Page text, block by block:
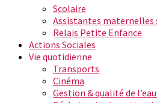
Scolaire
Assistantes maternelles
Relais Petite Enfance
Actions Sociales
Vie quotidienne
Transports
Cinéma
Gestion & qualité de